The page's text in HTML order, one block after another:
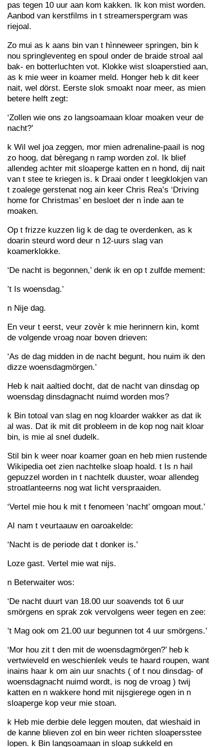
pas tegen 10 uur aan kom kakken. Ik kon mist worden.
Aanbod van kerstfilms in t streamerspergram was
riejoal.
Zo mui as k aans bin van t hìnneweer springen, bin k
nou springleventeg en spoul onder de braide stroal aal
bak- en botterluchten vot. Klokke wist sloaperstied aan,
as k mie weer in koamer meld. Honger heb k dit keer
nait, wel dörst. Eerste slok smoakt noar meer, as mien
betere helft zegt:
‘Zollen wie ons zo langsoamaan kloar moaken veur de
nacht?’
k Wil wel joa zeggen, mor mien adrenaline-paail is nog
zo hoog, dat bèregang n ramp worden zol. Ik blief
allendeg achter mit sloaperge katten en n hond, dij nait
van t stee te kriegen is. k Draai onder t leegklokjen van
t zoalege gerstenat nog ain keer Chris Rea’s ‘Driving
home for Christmas’ en besloet der n ìnde aan te
moaken.
Op t frizze kuzzen lig k de dag te overdenken, as k
doarin steurd word deur n 12-uurs slag van
koamerklokke.
‘De nacht is begonnen,’ denk ik en op t zulfde mement:
’t Is woensdag.’
n Nije dag.
En veur t eerst, veur zovèr k mie herinnern kin, komt
de volgende vroag noar boven drieven:
‘As de dag midden in de nacht begunt, hou nuim ik den
dizze woensdagmörgen.’
Heb k nait aaltied docht, dat de nacht van dinsdag op
woensdag dinsdagnacht nuimd worden mos?
k Bin totoal van slag en nog kloarder wakker as dat ik
al was. Dat ik mit dit probleem in de kop nog nait kloar
bin, is mie al snel dudelk.
Stil bin k weer noar koamer goan en heb mien rustende
Wikipedia oet zien nachtelke sloap hoald. t Is n hail
gepuzzel worden in t nachtelk duuster, woar allendeg
stroatlanteerns nog wat licht verspraaiden.
‘Vertel mie hou k mit t fenomeen ‘nacht’ omgoan mout.’
AI nam t veurtaauw en oaroakelde:
‘Nacht is de periode dat t donker is.’
Loze gast. Vertel mie wat nijs.
n Beterwaiter wos:
‘De nacht duurt van 18.00 uur soavends tot 6 uur
smörgens en sprak zok vervolgens weer tegen en zee:
’t Mag ook om 21.00 uur begunnen tot 4 uur smörgens.’
‘Mor hou zit t den mit de woensdagmörgen?’ heb k
vertwieveld en weschienlek veuls te haard roupen, want
inains haar k om ain uur snachts ( of t nou dinsdag- of
woensdagnacht nuimd wordt, is nog de vroag ) twij
katten en n wakkere hond mit nijsgierege ogen in n
sloaperge kop veur mie stoan.
k Heb mie derbie dele leggen mouten, dat wieshaid in
de kanne blieven zol en bin weer richten sloapersstee
lopen. k Bin langsoamaan in sloap sukkeld en